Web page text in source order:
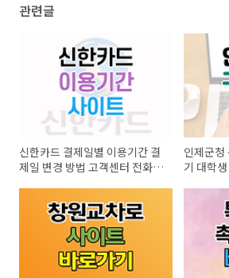
관련글
신한카드 결제일별 이용기간 결
제일 변경 방법 고객센터 전화번
인제군청
기 대학